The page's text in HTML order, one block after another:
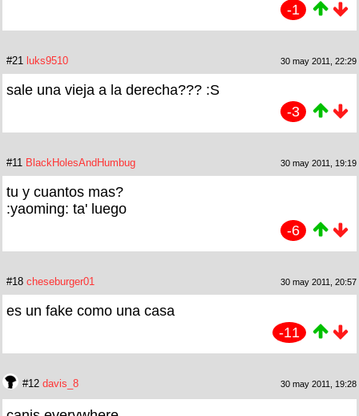
-1
#21 luks9510 30 may 2011, 22:29
sale una vieja a la derecha??? :S
-3
#11 BlackHolesAndHumbug 30 may 2011, 19:19
tu y cuantos mas?
:yaoming: ta' luego
-6
#18 cheseburger01 30 may 2011, 20:57
es un fake como una casa
-11
#12 davis_8 30 may 2011, 19:28